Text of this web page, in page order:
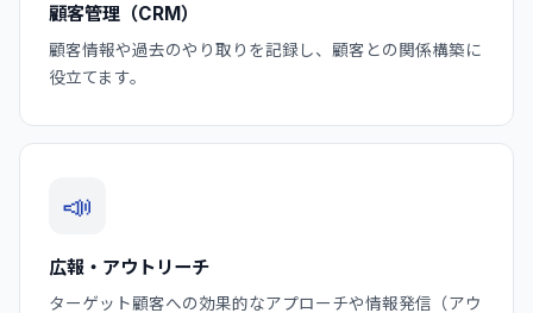
顧客管理（CRM）
顧客情報や過去のやり取りを記録し、顧客との関係構築に
役立てます。
📣
広報・アウトリーチ
ターゲット顧客への効果的なアプローチや情報発信（アウ